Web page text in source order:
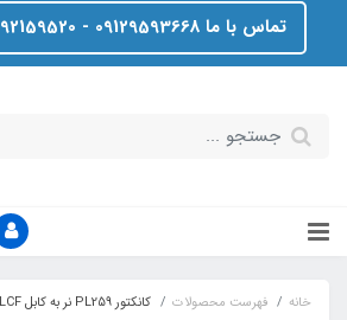
تماس با ما 09129593668 - 09192159520 - 02177370459
خانه فهرست محصولات کانکتور PL259 نر به کابل 1/2LCF